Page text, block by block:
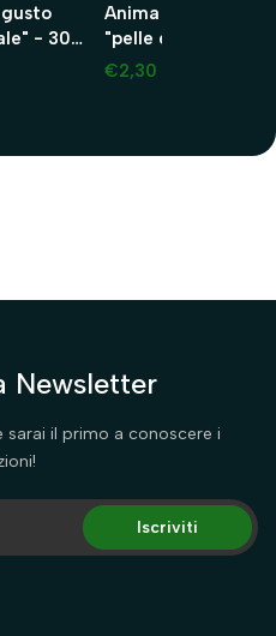
- 30g
Anima selvaggia
"pelle di testa per
45g manzo 2 pezzi
€2,30 EUR
Newsletter
sarai il primo a conoscere i
Iscriviti